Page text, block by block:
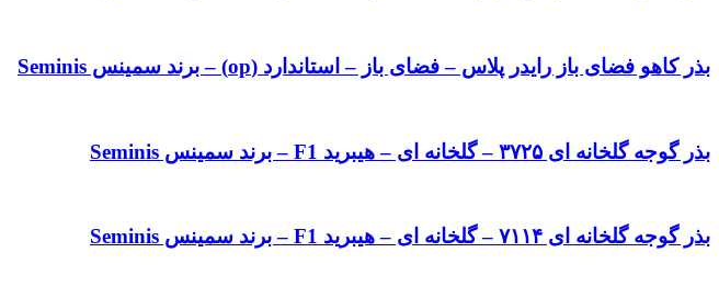
بذر کاهو فضای باز رایدر پلاس – فضای باز – استاندارد (op) – برند سمینس Seminis
بذر گوجه گلخانه ای ۳۷۲۵ – گلخانه ای – هیبرید F1 – برند سمینس Seminis
بذر گوجه گلخانه ای ۷۱۱۴ – گلخانه ای – هیبرید F1 – برند سمینس Seminis